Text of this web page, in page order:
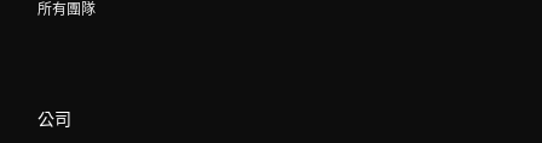
所有團隊
公司